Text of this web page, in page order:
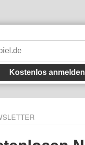
Kostenlos anmelden